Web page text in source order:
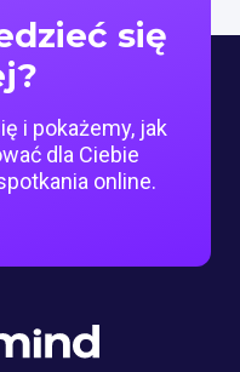
się
i pokażemy, jak
dla Ciebie
online.